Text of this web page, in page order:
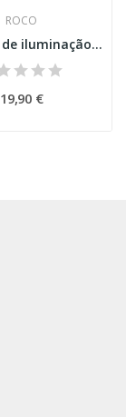
ROCO
40360 Kit de iluminação universal para vagões...
19,90 €